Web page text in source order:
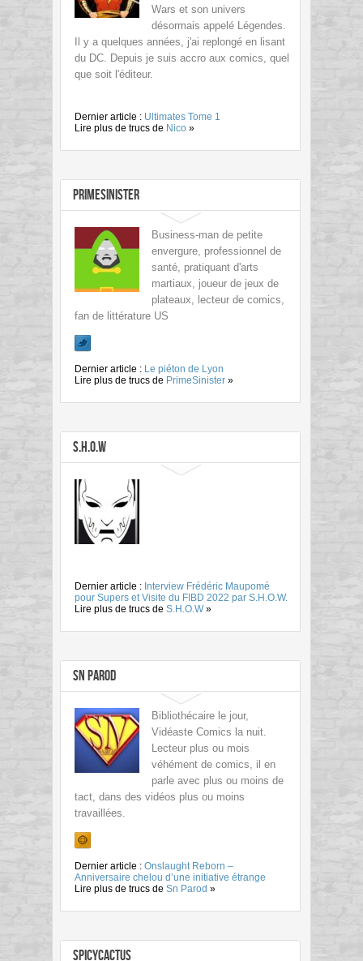
Wars et son univers
désormais appelé Légendes.
Il y a quelques années, j'ai replongé en lisant
du DC. Depuis je suis accro aux comics, quel
que soit l'éditeur.
Dernier article : Ultimates Tome 1
Lire plus de trucs de Nico »
PrimeSinister
Business-man de petite
envergure, professionnel de
santé, pratiquant d'arts
martiaux, joueur de jeux de
plateaux, lecteur de comics,
fan de littérature US
Dernier article : Le piéton de Lyon
Lire plus de trucs de PrimeSinister »
S.H.O.W
Dernier article : Interview Frédéric Maupomé
pour Supers et Visite du FIBD 2022 par S.H.O.W.
Lire plus de trucs de S.H.O.W»
Sn Parod
Bibliothécaire le jour,
Vidéaste Comics la nuit.
Lecteur plus ou mois
véhément de comics, il en
parle avec plus ou moins de
tact, dans des vidéos plus ou moins
travaillées.
Dernier article : Onslaught Reborn –
Anniversaire chelou d’une initiative étrange
Lire plus de trucs de Sn Parod »
SpicyCactus